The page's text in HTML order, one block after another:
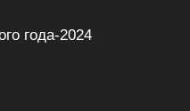
года-2024